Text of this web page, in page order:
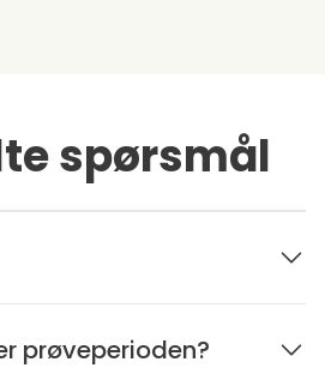
spørsmål
prøveperioden?